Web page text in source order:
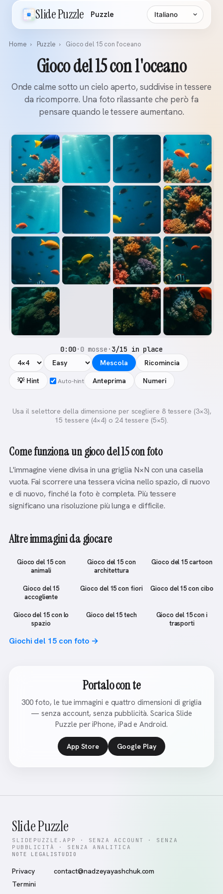
Slide Puzzle Puzzle Lingua
Home › Puzzle › Gioco del 15 con l'oceano
Gioco del 15 con l'oceano
Onde calme sotto un cielo aperto, suddivise in tessere
da ricomporre. Una foto rilassante che però fa
pensare quando le tessere aumentano.
0:00· 0 mosse · 3/15 in place
Mescola
Ricomincia
💡 Hint
Auto-hint Anteprima Numeri
Usa il selettore della dimensione per scegliere 8 tessere (3×3),
15 tessere (4×4) o 24 tessere (5×5).
Come funziona un gioco del 15 con foto
L'immagine viene divisa in una griglia N×N con una casella
vuota. Fai scorrere una tessera vicina nello spazio, di nuovo
e di nuovo, finché la foto è completa. Più tessere
significano una risoluzione più lunga e difficile.
Altre immagini da giocare
Gioco del 15 con
animali
Gioco del 15 con
architettura
Gioco del 15 cartoon
Gioco del 15
accogliente
Gioco del 15 con fiori Gioco del 15 con cibo
Gioco del 15 con lo
spazio
Gioco del 15 tech
Gioco del 15 con i
trasporti
Giochi del 15 con foto →
Portalo con te
300 foto, le tue immagini e quattro dimensioni di griglia
— senza account, senza pubblicità. Scarica Slide
Puzzle per iPhone, iPad e Android.
App Store Google Play
Slide Puzzle
SLIDEPUZZLE.APP · SENZA ACCOUNT · SENZA
PUBBLICITÀ · SENZA ANALITICA
NOTE LEGALI
Privacy
Termini
STUDIO
contact@nadzeyayashchuk.com